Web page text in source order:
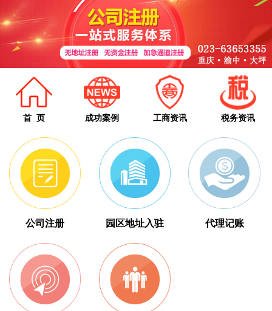
首 页 成功案例 工商资讯 税务资讯
公司注册 园区地址入驻 代理记账